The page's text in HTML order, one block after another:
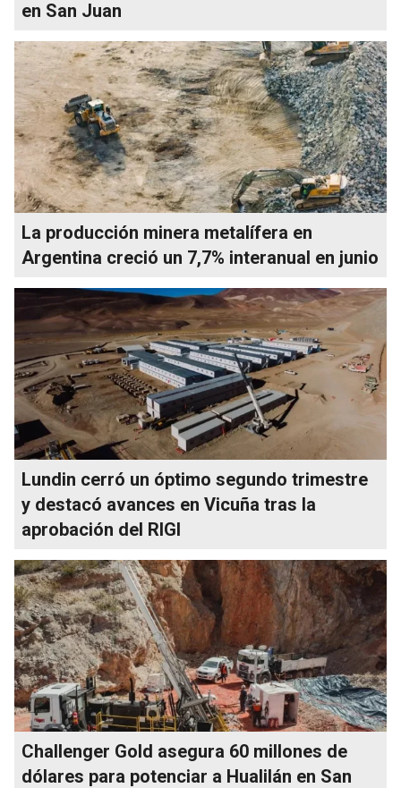
en San Juan
La producción minera metalífera en
Argentina creció un 7,7% interanual en junio
Lundin cerró un óptimo segundo trimestre
y destacó avances en Vicuña tras la
aprobación del RIGI
Challenger Gold asegura 60 millones de
dólares para potenciar a Hualilán en San